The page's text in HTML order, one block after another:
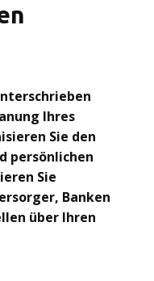
Ihres
Sie den
persönlichen
Sie
Banken
über Ihren